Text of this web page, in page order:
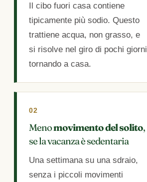
Il cibo fuori casa contiene
tipicamente più sodio. Questo
trattiene acqua, non grasso, e
si risolve nel giro di pochi giorni
tornando a casa.
02
Menomovimento del solito,
se la vacanza è sedentaria
Una settimana su una sdraio,
senza i piccoli movimenti